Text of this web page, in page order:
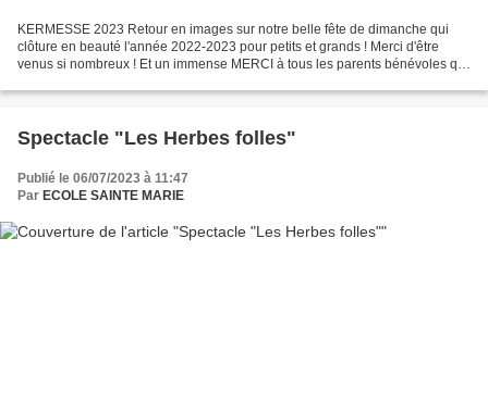
KERMESSE 2023 Retour en images sur notre belle fête de dimanche qui
clôture en beauté l'année 2022-2023 pour petits et grands ! Merci d'être
venus si nombreux ! Et un immense MERCI à tous les parents bénévoles qui
Spectacle "Les Herbes folles"
Publié le 06/07/2023 à 11:47
Par ECOLE SAINTE MARIE